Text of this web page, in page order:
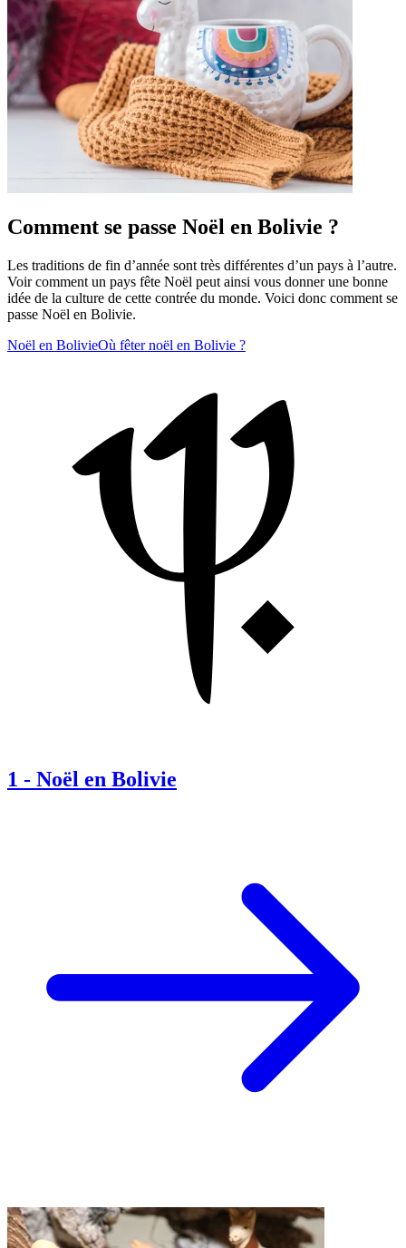
Comment se passe Noël en Bolivie ?
Les traditions de fin d’année sont très différentes d’un pays à l’autre.
Voir comment un pays fête Noël peut ainsi vous donner une bonne
idée de la culture de cette contrée du monde. Voici donc comment se
passe Noël en Bolivie.
Noël en BolivieOù fêter noël en Bolivie ?
1 - Noël en Bolivie